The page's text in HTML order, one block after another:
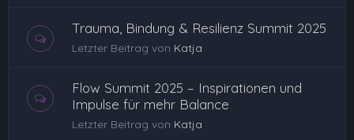
Trauma, Bindung & Resilienz Summit 2025
Letzter Beitrag von Katja
Flow Summit 2025 – Inspirationen und
Impulse für mehr Balance
Letzter Beitrag von Katja